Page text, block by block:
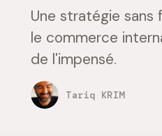
Une stratégie
le commerce
de l'impensé.
Tariq KRIM